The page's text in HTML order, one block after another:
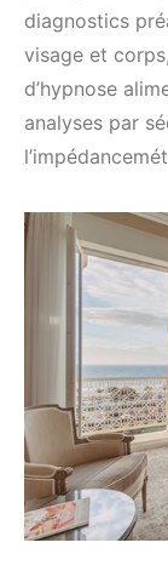
diagnostics
visage et
d’hypnose
analyses par